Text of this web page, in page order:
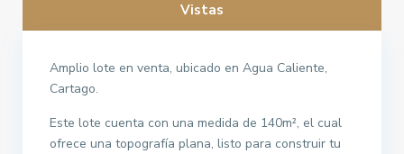
Vistas
Amplio lote en venta, ubicado en Agua Caliente,
Cartago.
Este lote cuenta con una medida de 140m², el cual
ofrece una topografía plana, listo para construir tu